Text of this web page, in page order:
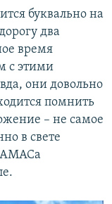
буквально на
два
время
с этими
они довольно
помнить
– не самое
в свете